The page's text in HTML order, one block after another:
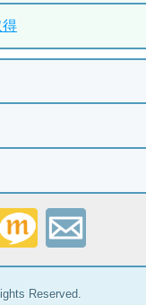
得
Reserved.